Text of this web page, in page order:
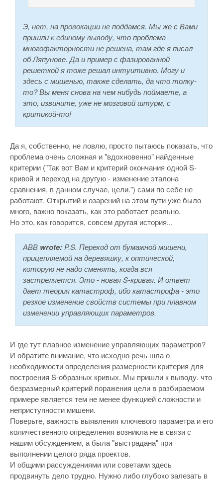
Э, нет, на провокации не поддамся. Мы же с Вами
пришли к единому выводу, что проблема
многофакторности не решена, там где я писал
об Ляпунове. Да и пример с фазированной
решеткой я тоже решал интуитивно. Могу и
здесь с мишенью, также сделать, да что толку-
то? Вы меня снова на чем нибудь поймаете, а
это, извините, уже не мозговой штурм, с
критикой-то!
Да я, собственно, не ловлю, просто пытаюсь показать, что
проблема очень сложная и "вдохновенно" найденные
критерии ("Так вот Вам и критерий окончания одной S-
кривой и переход на другую - изменение эталона
сравнения, в данном случае, цели.") сами по себе не
работают. Открытий и озарений на этом пути уже было
много, важно показать, как это работает реально.
Но это, как говорится, совсем другая история...
АВВ wrote: P.S. Переход от бумажной мишени,
прицепляемой на деревяшку, к оптической,
которую не надо сменять, когда вся
застреляется. Это - новая S-кривая. И ответ
дает теория катастроф, ибо катастрофа - это
резкое изменение свойств системы при плавном
изменении управляющих параметров.
И где тут плавное изменение управляющих параметров?
И обратите внимание, что исходно речь шла о
необходимости определения размерности критерия для
построения S-образных кривых. Мы пришли к выводу. что
безразмерный критерий поражения цели в разбираемом
примере является тем не менее функцией сложности и
неприступности мишени.
Поверьте, важность выявления ключевого параметра и его
количественного определения возникла не в связи с
нашим обсуждением, а была "выстрадана" при
выполнении целого ряда проектов.
И общими рассуждениями или советами здесь
продвинуть дело трудно. Нужно либо глубоко залезать в